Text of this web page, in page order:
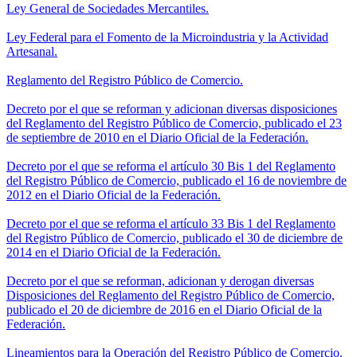
Ley General de Sociedades Mercantiles.
Ley Federal para el Fomento de la Microindustria y la Actividad
Artesanal.
Reglamento del Registro Público de Comercio.
Decreto por el que se reforman y adicionan diversas disposiciones
del Reglamento del Registro Público de Comercio, publicado el 23
de septiembre de 2010 en el Diario Oficial de la Federación.
Decreto por el que se reforma el artículo 30 Bis 1 del Reglamento
del Registro Público de Comercio, publicado el 16 de noviembre de
2012 en el Diario Oficial de la Federación.
Decreto por el que se reforma el artículo 33 Bis 1 del Reglamento
del Registro Público de Comercio, publicado el 30 de diciembre de
2014 en el Diario Oficial de la Federación.
Decreto por el que se reforman, adicionan y derogan diversas
Disposiciones del Reglamento del Registro Público de Comercio,
publicado el 20 de diciembre de 2016 en el Diario Oficial de la
Federación.
Lineamientos para la Operación del Registro Público de Comercio.